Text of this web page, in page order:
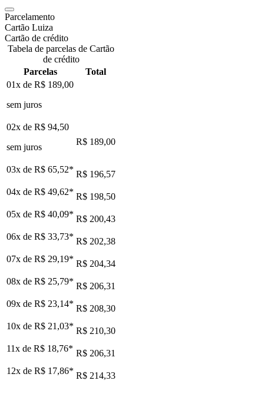
Parcelamento
Cartão Luiza
Cartão de crédito
Tabela de parcelas de Cartão
de crédito
Parcelas
Total
01x de R$ 189,00
sem juros
02x de R$ 94,50
sem juros
R$ 189,00
03x de R$ 65,52* R$ 196,57
04x de R$ 49,62* R$ 198,50
05x de R$ 40,09* R$ 200,43
06x de R$ 33,73* R$ 202,38
07x de R$ 29,19* R$ 204,34
08x de R$ 25,79* R$ 206,31
09x de R$ 23,14* R$ 208,30
10x de R$ 21,03* R$ 210,30
11x de R$ 18,76* R$ 206,31
12x de R$ 17,86* R$ 214,33